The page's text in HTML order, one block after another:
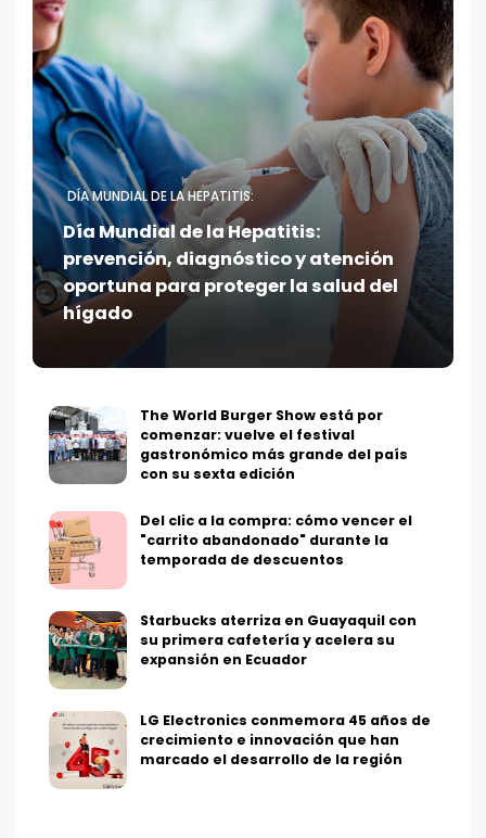
DÍA MUNDIAL DE LA HEPATITIS:
Día Mundial de la Hepatitis:
prevención, diagnóstico y atención
oportuna para proteger la salud del
hígado
The World Burger Show está por
comenzar: vuelve el festival
gastronómico más grande del país
con su sexta edición
Del clic a la compra: cómo vencer el
"carrito abandonado" durante la
temporada de descuentos
Starbucks aterriza en Guayaquil con
su primera cafetería y acelera su
expansión en Ecuador
LG Electronics conmemora 45 años de
crecimiento e innovación que han
marcado el desarrollo de la región